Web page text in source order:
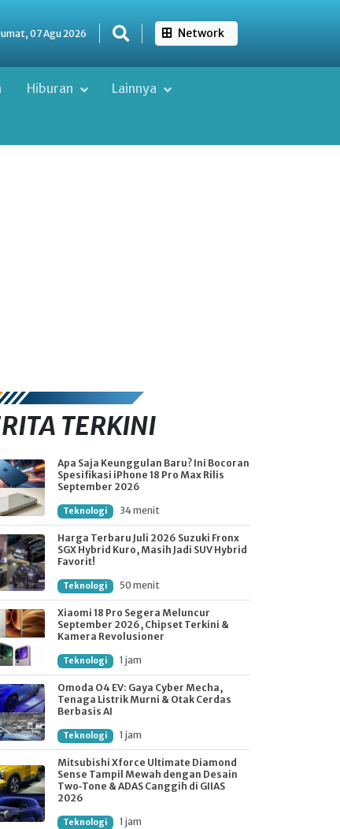
07 Agu 2026 Network
Hiburan Lainnya
TERKINI
Apa Saja Keunggulan Baru? Ini Bocoran
Spesifikasi iPhone 18 Pro Max Rilis
September 2026
Teknologi 34 menit
Harga Terbaru Juli 2026 Suzuki Fronx
SGX Hybrid Kuro, Masih Jadi SUV Hybrid
Favorit!
Teknologi 50 menit
Xiaomi 18 Pro Segera Meluncur
September 2026, Chipset Terkini &
Kamera Revolusioner
Teknologi 1 jam
Omoda O4 EV: Gaya Cyber Mecha,
Tenaga Listrik Murni & Otak Cerdas
Berbasis AI
Teknologi 1 jam
Mitsubishi Xforce Ultimate Diamond
Sense Tampil Mewah dengan Desain
Two‑Tone & ADAS Canggih di GIIAS
2026
Teknologi 1 jam